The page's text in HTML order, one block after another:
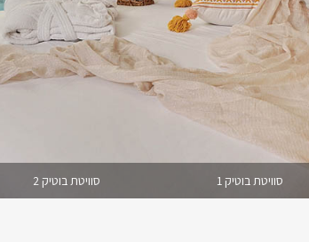
סוויטת בוטיק 1 סוויטת בוטיק 2